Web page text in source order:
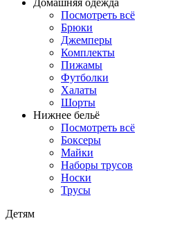
Посмотреть всё
Брюки
Джемперы
Комплекты
Пижамы
Футболки
Халаты
Шорты
Нижнее бельё
Посмотреть всё
Боксеры
Майки
Наборы трусов
Носки
Трусы
Детям